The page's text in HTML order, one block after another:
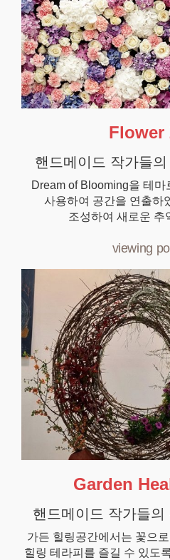
Flower
핸드메이드 작가들
Dream of Blooming을 테마
사용하여 공간을 연출하
조성하여 새로운 추
viewing
Garden
핸드메이드 작가들
가든 힐링공간에서는 꽃으
힐링 테라피를 즐길 수 있도